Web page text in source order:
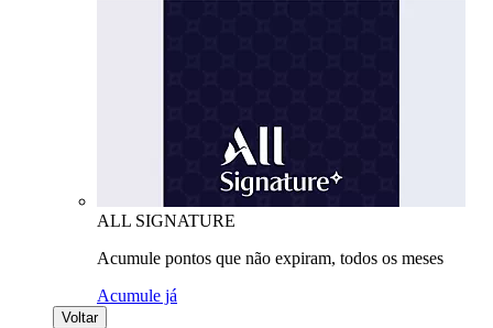
ALL SIGNATURE
Acumule pontos que não expiram, todos os meses
Acumule já
Voltar